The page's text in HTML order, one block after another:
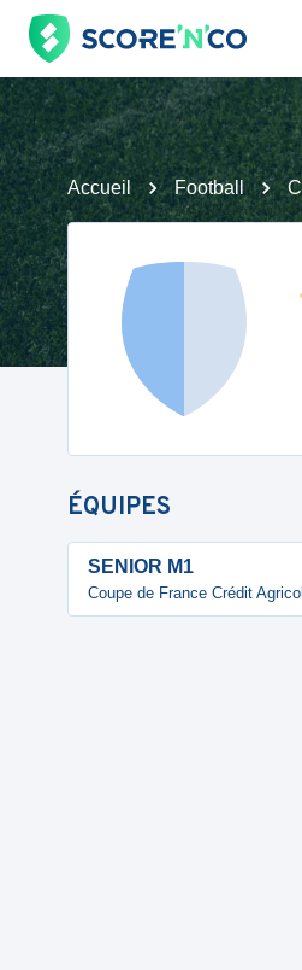
Accueil Football
ÉQUIPES
SENIOR M1
Coupe de France Crédit